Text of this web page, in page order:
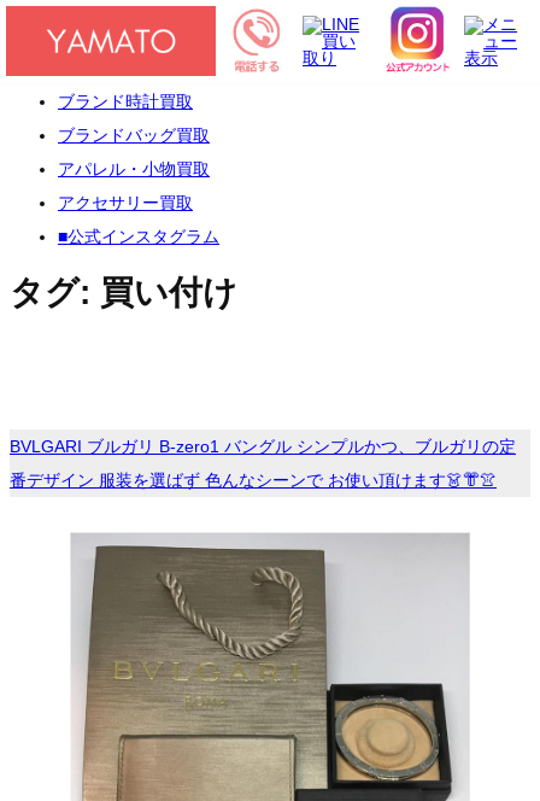
[×]閉じる
ブランド時計買取
ブランドバッグ買取
アパレル・小物買取
アクセサリー買取
■公式インスタグラム
タグ: 買い付け
BVLGARI ブルガリ B-zero1 バングル シンプルかつ、ブルガリの定
番デザイン 服装を選ばず 色んなシーンで お使い頂けます👗👘👚